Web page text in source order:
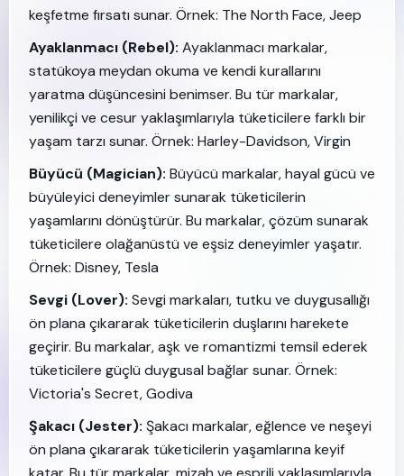
keşfetme fırsatı sunar. Örnek: The North Face, Jeep
Ayaklanmacı (Rebel): Ayaklanmacı markalar,
statükoya meydan okuma ve kendi kurallarını
yaratma düşüncesini benimser. Bu tür markalar,
yenilikçi ve cesur yaklaşımlarıyla tüketicilere farklı bir
yaşam tarzı sunar. Örnek: Harley-Davidson, Virgin
Büyücü (Magician): Büyücü markalar, hayal gücü ve
büyüleyici deneyimler sunarak tüketicilerin
yaşamlarını dönüştürür. Bu markalar, çözüm sunarak
tüketicilere olağanüstü ve eşsiz deneyimler yaşatır.
Örnek: Disney, Tesla
Sevgi (Lover): Sevgi markaları, tutku ve duygusallığı
ön plana çıkararak tüketicilerin duşlarını harekete
geçirir. Bu markalar, aşk ve romantizmi temsil ederek
tüketicilere güçlü duygusal bağlar sunar. Örnek:
Victoria's Secret, Godiva
Şakacı (Jester): Şakacı markalar, eğlence ve neşeyi
ön plana çıkararak tüketicilerin yaşamlarına keyif